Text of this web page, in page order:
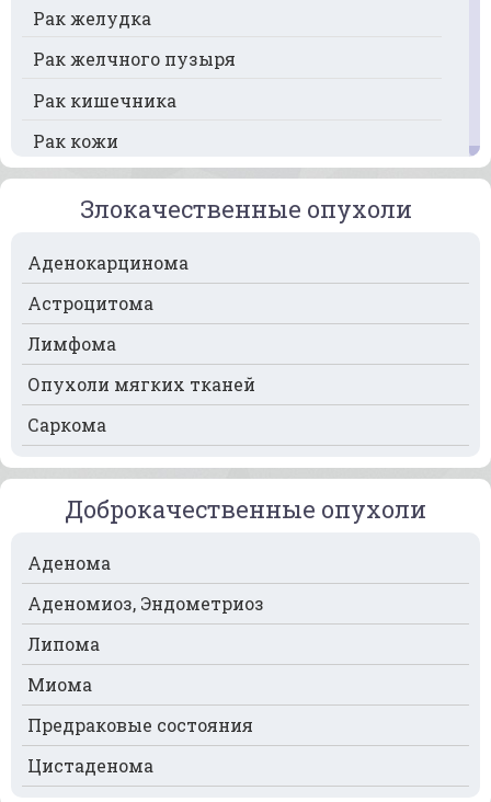
Рак желудка
Рак желчного пузыря
Рак кишечника
Рак кожи
Рак кости
Рак крови
Рак легких
Рак лимфоузлов
Рак молочной железы
Рак мочевого пузыря
Рак носа
Рак печени
Рак пищевода
Рак поджелудочной железы
Рак предстательной железы
Рак почек
Рак селезёнки
Рак сердца
Рак спинного мозга
Злокачественные опухоли
Аденокарцинома
Астроцитома
Лимфома
Опухоли мягких тканей
Саркома
Доброкачественные опухоли
Аденома
Аденомиоз, Эндометриоз
Липома
Миома
Предраковые состояния
Цистаденома